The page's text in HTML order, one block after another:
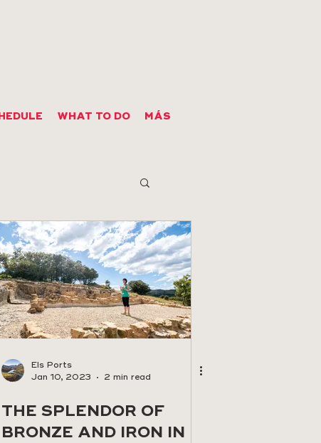
WHAT TO DO MÁS
Els Ports
Jan 10, 2023
2 min read
THE SPLENDOR OF
BRONZE AND IRON IN